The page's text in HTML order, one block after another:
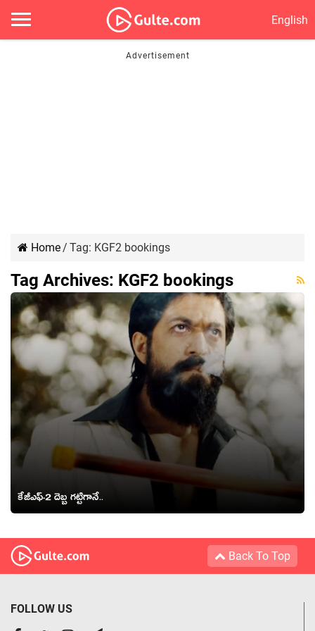
English
Home/ Tag: KGF2 bookings
Tag Archives: KGF2 bookings
కేజీఎఫ్‌-2 దెబ్బ గ‌ట్టిగానే..
Back To Top
FOLLOW US